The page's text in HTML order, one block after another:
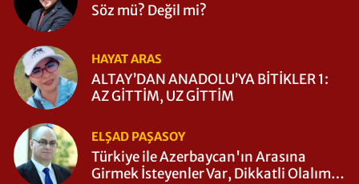
Söz mü? Değil mi?
HAYAT ARAS
ALTAY’DAN ANADOLU’YA BİTİKLER 1:
AZ GİTTİM, UZ GİTTİM
ELŞAD PAŞASOY
Türkiye ile Azerbaycan'ın Arasına
Girmek İsteyenler Var, Dikkatli Olalım -